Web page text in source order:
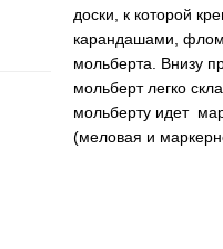
доски, к которой
карандашами,
мольберта. Внизу
мольберт легко
мольберту идет
(меловая и